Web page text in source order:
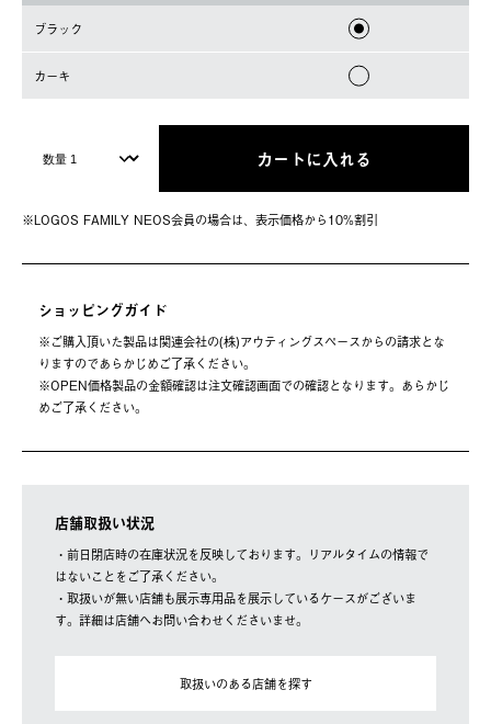
ブラック
カーキ
カートに入れる
※LOGOS FAMILY NEOS会員の場合は、表⽰価格から10%割引
ショッピングガイド
※ご購⼊頂いた製品は関連会社の(株)アウティングスペースからの請求とな
りますのであらかじめご了承ください。
※OPEN価格製品の⾦額確認は注⽂確認画⾯での確認となります。あらかじ
めご了承ください。
店舗取扱い状況
・前日閉店時の在庫状況を反映しております。リアルタイムの情報で
はないことをご了承ください。
・取扱いが無い店舗も展示専用品を展示しているケースがございま
す。詳細は店舗へお問い合わせくださいませ。
取扱いのある店舗を探す